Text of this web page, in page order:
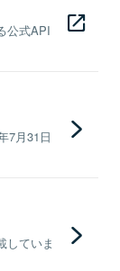
公式API
7月31日
していま